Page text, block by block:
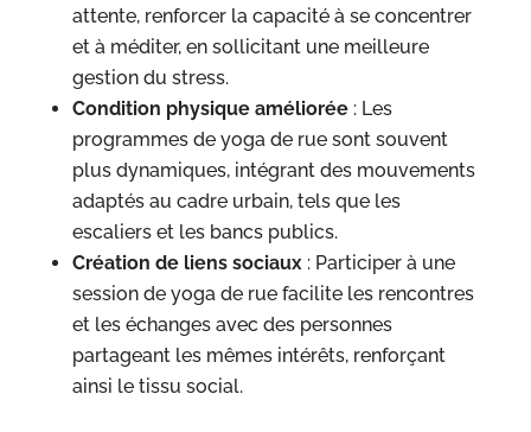
attente, renforcer la capacité à se concentrer
et à méditer, en sollicitant une meilleure
gestion du stress.
Condition physique améliorée: Les
programmes de yoga de rue sont souvent
plus dynamiques, intégrant des mouvements
adaptés au cadre urbain, tels que les
escaliers et les bancs publics.
Création de liens sociaux: Participer à une
session de yoga de rue facilite les rencontres
et les échanges avec des personnes
partageant les mêmes intérêts, renforçant
ainsi le tissu social.